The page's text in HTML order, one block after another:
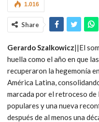
1.016
Share
Gerardo Szalkowicz||El
huella como el año en que
recuperaron la hegemonía
América Latina,
marcada por el retroceso
populares y una nueva
después de al menos una